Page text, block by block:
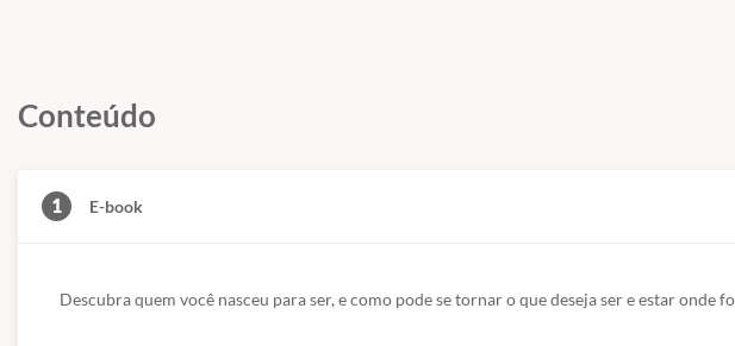
Conteúdo
1 E-book
Descubra quem você nasceu para ser, e como pode se tornar o que deseja ser e estar onde